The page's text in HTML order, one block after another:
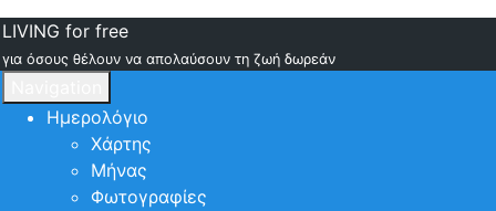
LIVING for free
για όσους θέλουν να απολαύσουν τη ζωή δωρεάν
Ημερολόγιο
Χάρτης
Μήνας
Φωτογραφίες